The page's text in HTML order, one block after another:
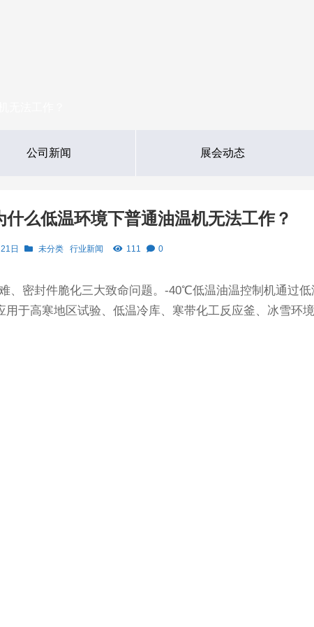
公司新闻 展会动态
么低温环境下普通油温机无法工作？
日 未分类 行业新闻 111 0
密封件脆化三大致命问题。-40℃低温油温控制机通过低
于高寒地区试验、低温冷库、寒带化工反应釜、冰雪环